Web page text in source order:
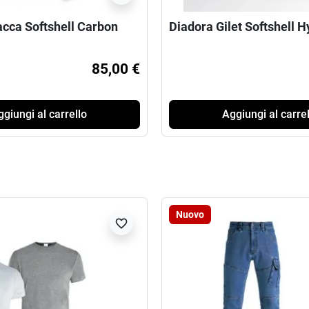
Softshell Carbon
85,00 €
al carrello
Diadora Gilet Softshell
Aggiungi al
favorite_border
Nuovo